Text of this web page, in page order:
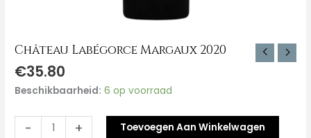
Château Labégorce Margaux 2020
€35.80
Beschikbaarheid: 6 op voorraad
- + Toevoegen Aan Winkelwagen